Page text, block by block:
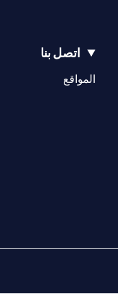
اتصل بنا
المواقع
(opens in a new tab)